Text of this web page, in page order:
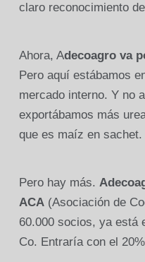
claro reconocimiento
Ahora, Adecoagro va
Pero aquí estábamos
mercado interno. Y no
exportábamos más
que es maíz en sachet.
Pero hay más.
ACA(Asociación de
60.000 socios, ya está
Co. Entraría con el